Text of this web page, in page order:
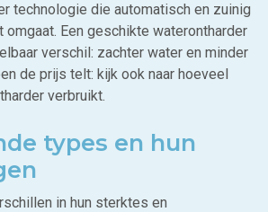
technologie die automatisch en zuinig
Een geschikte waterontharder
verschil: zachter water en minder
de prijs telt: kijk ook naar hoeveel
verbruikt.
types en hun
in hun sterktes en